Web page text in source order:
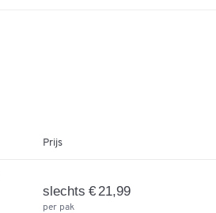
Prijs
slechts € 21,99
per pak